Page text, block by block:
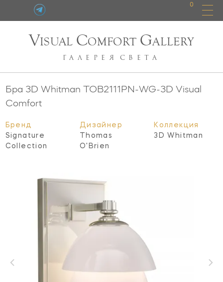
0
VISUAL COMFORT GALLERY
ГАЛЕРЕЯ СВЕТА
Бра 3D Whitman TOB2111PN-WG-3D Visual
Comfort
Бренд
Signature
Collection
Дизайнер
Thomas
O'Brien
Коллекция
3D Whitman